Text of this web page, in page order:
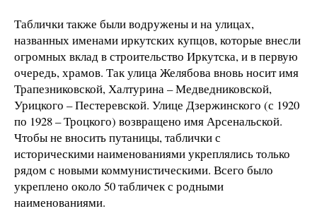
Таблички также были водружены и на улицах,
названных именами иркутских купцов, которые внесли
огромных вклад в строительство Иркутска, и в первую
очередь, храмов. Так улица Желябова вновь носит имя
Трапезниковской, Халтурина – Медведниковской,
Урицкого – Пестеревской. Улице Дзержинского (с 1920
по 1928 – Троцкого) возвращено имя Арсенальской.
Чтобы не вносить путаницы, таблички с
историческими наименованиями укреплялись только
рядом с новыми коммунистическими. Всего было
укреплено около 50 табличек с родными
наименованиями.